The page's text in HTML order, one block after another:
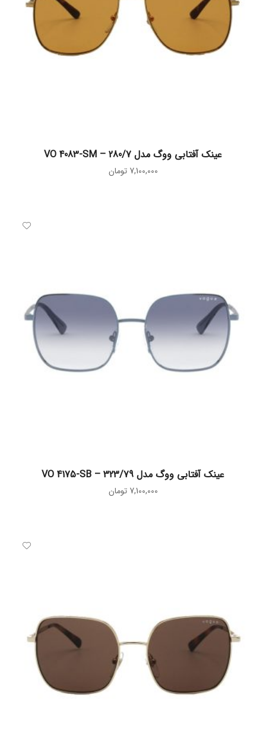
افزودن به سبد خریدعینک آفتابی ووگ مدل VO 4083-SM – 280/7
7,100,000 تومان
افزودن به سبد خریدعینک آفتابی ووگ مدل VO 4175-SB – 323/79
7,100,000 تومان